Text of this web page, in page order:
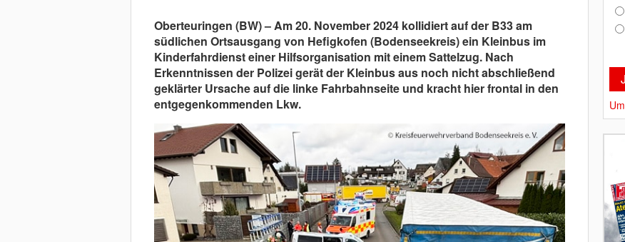
Oberteuringen (BW) – Am 20. November 2024 kollidiert auf der B33 am
südlichen Ortsausgang von Hefigkofen (Bodenseekreis) ein Kleinbus im
Kinderfahrdienst einer Hilfsorganisation mit einem Sattelzug. Nach
Erkenntnissen der Polizei gerät der Kleinbus aus noch nicht abschließend
geklärter Ursache auf die linke Fahrbahnseite und kracht hier frontal in den
entgegenkommenden Lkw.